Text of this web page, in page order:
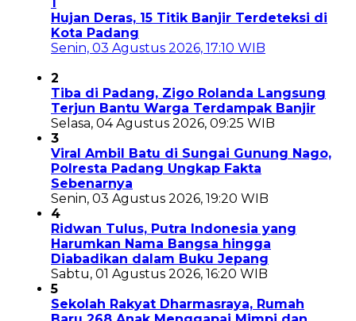
Hujan Deras, 15 Titik Banjir Terdeteksi di
Kota Padang
Senin, 03 Agustus 2026, 17:10 WIB
2
Tiba di Padang, Zigo Rolanda Langsung
Terjun Bantu Warga Terdampak Banjir
Selasa, 04 Agustus 2026, 09:25 WIB
3
Viral Ambil Batu di Sungai Gunung Nago,
Polresta Padang Ungkap Fakta
Sebenarnya
Senin, 03 Agustus 2026, 19:20 WIB
4
Ridwan Tulus, Putra Indonesia yang
Harumkan Nama Bangsa hingga
Diabadikan dalam Buku Jepang
Sabtu, 01 Agustus 2026, 16:20 WIB
5
Sekolah Rakyat Dharmasraya, Rumah